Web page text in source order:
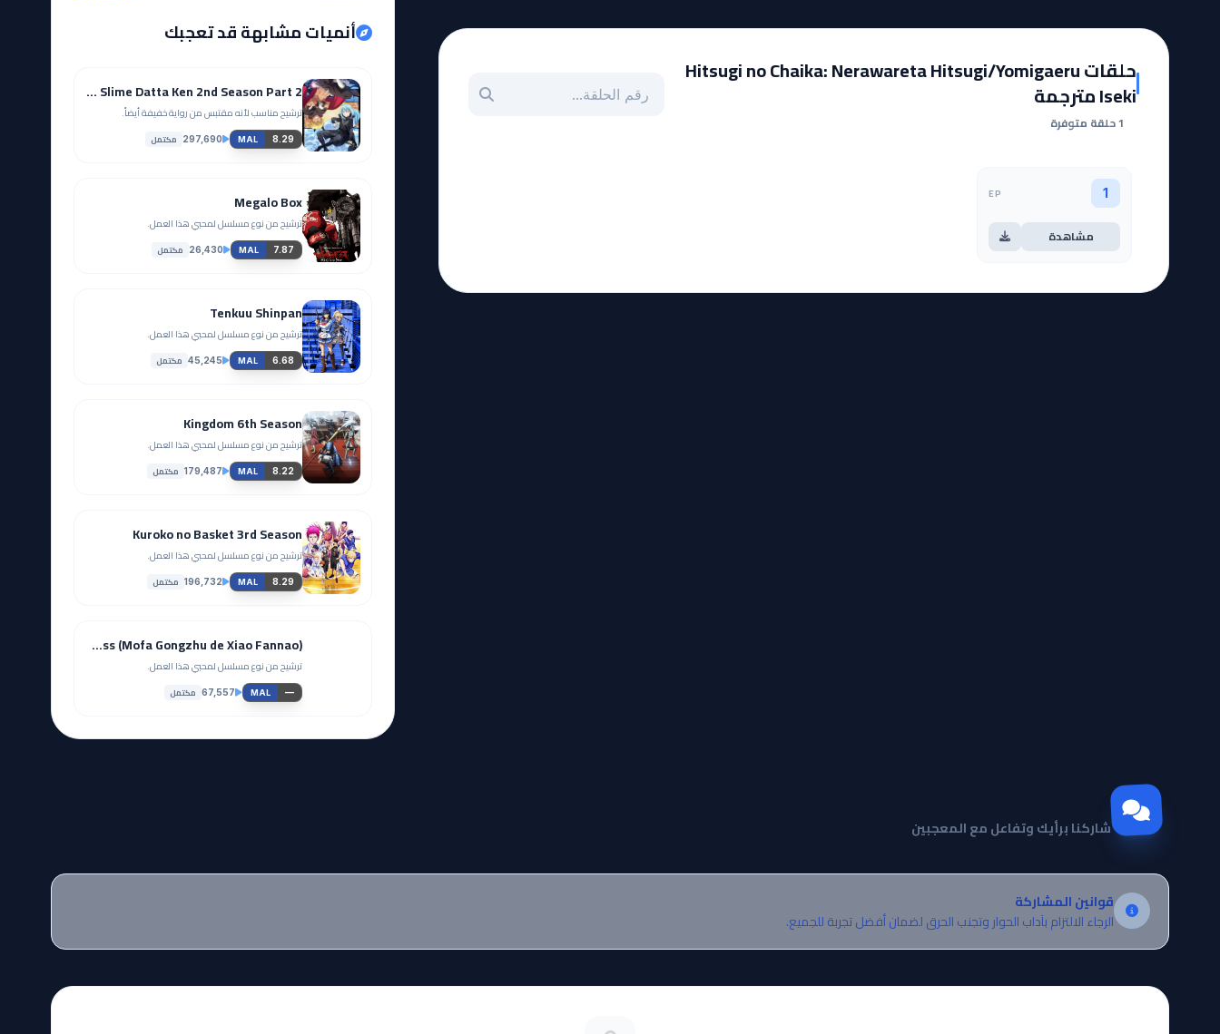
حلقات Hitsugi no Chaika: Nerawareta Hitsugi/Yomigaeru
Iseki مترجمة
1 حلقة متوفرة
بحث عن حلقة بالرقم
1
EP
مشاهدة
أنميات مشابهة قد تعجبك
Tensei shitara Slime Datta Ken 2nd Season Part 2
ترشيح مناسب لأنه مقتبس من رواية خفيفة أيضاً.
MAL 8.29
297,690 مكتمل
Megalo Box
ترشيح من نوع مسلسل لمحبي هذا العمل.
MAL 7.87
26,430 مكتمل
Tenkuu Shinpan
ترشيح من نوع مسلسل لمحبي هذا العمل.
MAL 6.68
45,245 مكتمل
Kingdom 6th Season
ترشيح من نوع مسلسل لمحبي هذا العمل.
MAL 8.22
179,487 مكتمل
Kuroko no Basket 3rd Season
ترشيح من نوع مسلسل لمحبي هذا العمل.
MAL 8.29
196,732 مكتمل
The Fated Magical Princess: Who Made Me a Princess (Mofa Gongzhu de Xiao Fannao)
ترشيح من نوع مسلسل لمحبي هذا العمل.
MAL —
67,557 مكتمل
مجتمع Otanyuu
شاركنا برأيك وتفاعل مع المعجبين
قوانين المشاركة
الرجاء الالتزام بآداب الحوار وتجنب الحرق لضمان أفضل تجربة للجميع.